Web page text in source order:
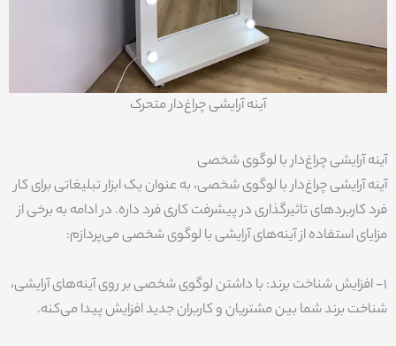
آینه آرایشی چراغ‌دار متحرک
آینه آرایشی چراغ‌دار با لوگوی شخصی
آینه‌ آرایشی چراغ‌دار با لوگوی شخصی، به عنوان یک ابزار تبلیغاتی برای کار
فرد کاربردهای تاثیرگذاری در پیشرفت کاری فرد داره. در ادامه به برخی از
مزایای استفاده از آینه‌های آرایشی با لوگوی شخصی می‌پردازم:
1- افزایش شناخت برند: با داشتن لوگوی شخصی بر روی آینه‌های آرایشی،
شناخت برند شما بین مشتریان و کاربران جدید افزایش پیدا می‌کنه.